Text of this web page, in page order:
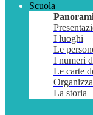
Scuola
I luoghi
Le
I numeri
Le carte
La storia